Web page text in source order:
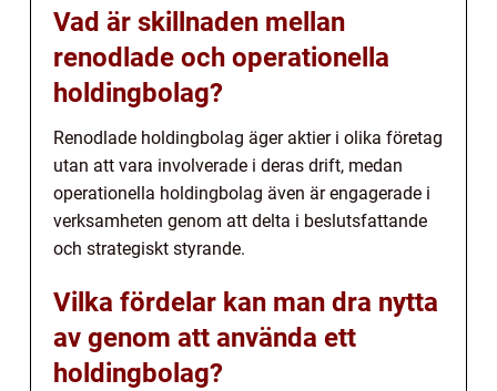
Vad är skillnaden mellan
renodlade och operationella
holdingbolag?
Renodlade holdingbolag äger aktier i olika företag
utan att vara involverade i deras drift, medan
operationella holdingbolag även är engagerade i
verksamheten genom att delta i beslutsfattande
och strategiskt styrande.
Vilka fördelar kan man dra nytta
av genom att använda ett
holdingbolag?